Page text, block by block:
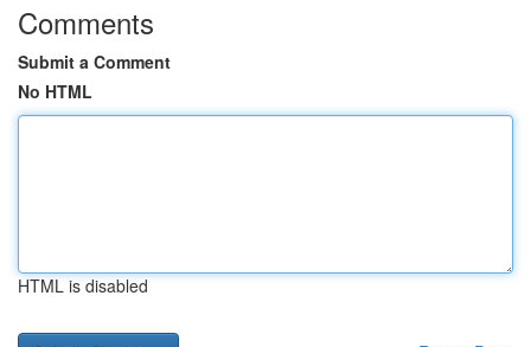
Comments
Submit a Comment
No HTML
HTML is disabled